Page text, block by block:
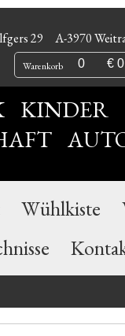
29 A-3970
Warenkorb 0 € 0
KINDER
Wühlkiste